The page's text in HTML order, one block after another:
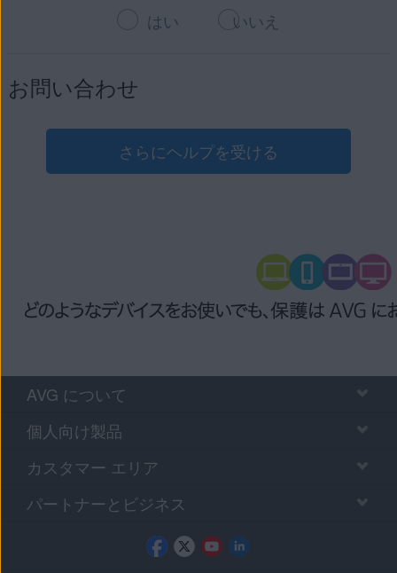
はい いいえ
お問い合わせ
さらにヘルプを受ける
AVG について
個人向け製品
カスタマー エリア
パートナーとビジネス